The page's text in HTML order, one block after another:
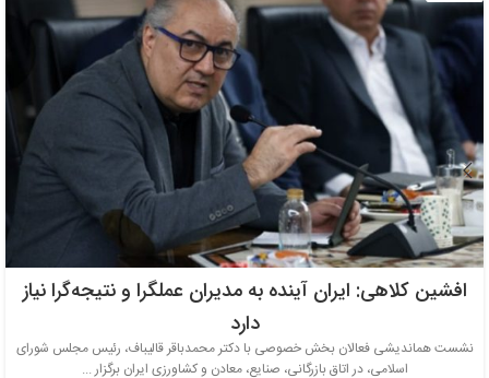
افشین کلاهی: ایران آینده به مدیران عملگرا و نتیجه‌گرا نیاز
دارد
نشست هماندیشی فعالان بخش خصوصی با دکتر محمدباقر قالیباف، رئیس مجلس شورای
اسلامی، در اتاق بازرگانی، صنایع، معادن و کشاورزی ایران برگزار ...